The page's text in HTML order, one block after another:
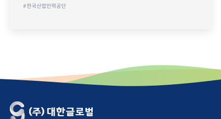
한국산업인력공단